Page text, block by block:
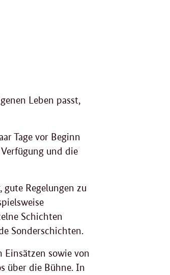
Leben passt,
Tage vor Beginn
und die
Regelungen zu
Schichten
Sonderschichten.
sowie von
über die Bühne. In